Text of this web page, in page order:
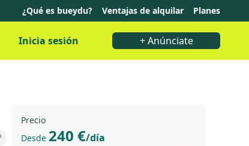
¿Qué es bueydu? Ventajas de alquilar Planes
Inicia sesión + Anúnciate
Precio
Desde 240 €/día